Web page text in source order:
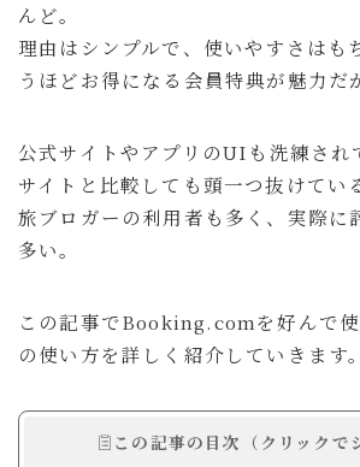
暮らし
セール・キャンペーン
商品レビュー
お問い合わせ
ルイデントについて
カフェ・レストラン ニュース
んど。
理由はシンプルで、使いやすさはも
うほどお得になる会員特典が魅力だ
公式サイトやアプリのUIも洗練され
サイトと比較しても頭一つ抜けてい
旅ブロガーの利用者も多く、実際に
多い。
この記事でBooking.comを好んで
の使い方を詳しく紹介していきます。
この記事の目次（クリックで